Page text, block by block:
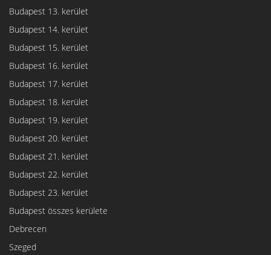
Budapest 13. kerület
Budapest 14. kerület
Budapest 15. kerület
Budapest 16. kerület
Budapest 17. kerület
Budapest 18. kerület
Budapest 19. kerület
Budapest 20. kerület
Budapest 21. kerület
Budapest 22. kerület
Budapest 23. kerület
Budapest összes kerülete
Debrecen
Szeged